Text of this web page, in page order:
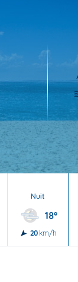
Nuit
18°
20 km/h